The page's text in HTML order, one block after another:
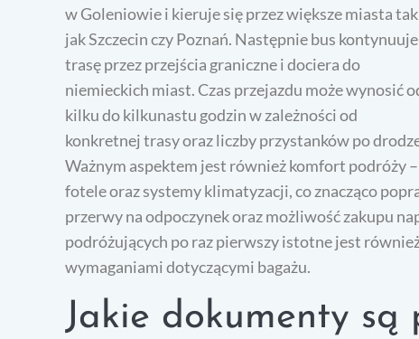
w Goleniowie i kieruje się przez większe miasta
jak Szczecin czy Poznań. Następnie bus kontynuuje
trasę przez przejścia graniczne i dociera do
niemieckich miast. Czas przejazdu może wynosić
kilku do kilkunastu godzin w zależności od
konkretnej trasy oraz liczby przystanków po
Ważnym aspektem jest również komfort podróży
fotele oraz systemy klimatyzacji, co znacząco
przerwy na odpoczynek oraz możliwość zakupu
podróżujących po raz pierwszy istotne jest
wymaganiami dotyczącymi bagażu.
Jakie dokumenty są